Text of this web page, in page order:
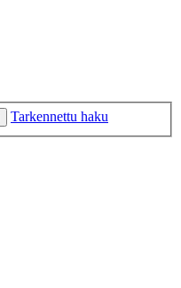
Tarkennettu haku